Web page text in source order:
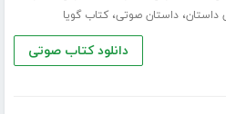
داستان،داستان صوتی،کتاب گویا
دانلود کتاب صوتی